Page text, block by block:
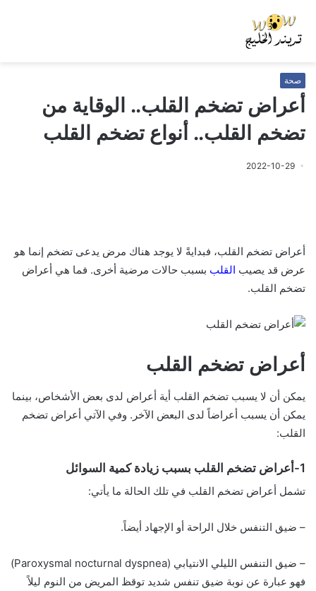
صحة
أعراض تضخم القلب.. الوقاية من
تضخم القلب.. أنواع تضخم القلب
2022-10-29
أعراض تضخم القلب، فبدايةً لا يوجد هناك مرض يدعى تضخم إنما هو
عرض قد يصيب القلب بسبب حالات مرضية أخرى. فما هي أعراض
تضخم القلب.
أعراض تضخم القلب
يمكن أن لا يسبب تضخم القلب أية أعراض لدى بعض الأشخاص، بينما
يمكن أن يسبب أعراضاً لدى البعض الآخر. وفي الآتي أعراض تضخم
القلب:
1-أعراض تضخم القلب بسبب زيادة كمية السوائل
تشمل أعراض تضخم القلب في تلك الحالة ما يأتي:
– ضيق التنفس خلال الراحة أو الإجهاد أيضاً.
– ضيق التنفس الليلي الانتيابي (Paroxysmal nocturnal dyspnea)
فهو عبارة عن نوبة ضيق تنفس شديد توقظ المريض من النوم ليلاً